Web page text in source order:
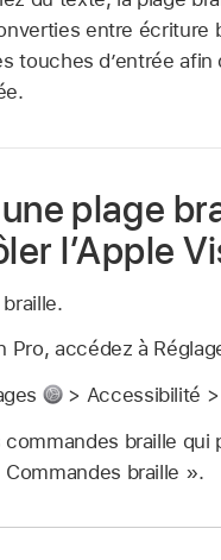
entre écriture
touches d’entrée
plage
l’Apple
Pro, accédez à
> Accessibilité >
braille
braille ».